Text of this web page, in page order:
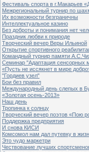
Фестиваль спорта в г.Макарьев
Межрегиональный турнир по
Их возможности безграничны
Интеллектуальное казино
Без доброты и понимания нет
Праздник любви к природе
Творческий вечер Веры Ильиной
Открытие спортивного
Командный турнир памяти
Семинар "Адаптация сенсорных
«Пусть не иссякнет в мире
"Гордиев узел"
Бои без правил
Международный день слепых в
«Золотая осень-2013»
Наш день
Тропинка к солнцу
Творческий вечер поэтов «Пою
Поддержка предприятия
И снова КИСИ
Комсомол нам дал путевку в
Это чудо маркетри
Чествование лучших